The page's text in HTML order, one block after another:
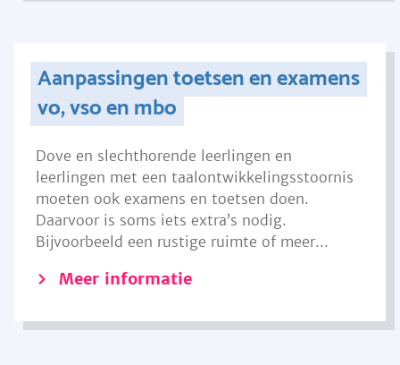
Aanpassingen toetsen en examens
vo, vso en mbo
Dove en slechthorende leerlingen en
leerlingen met een taalontwikkelingsstoornis
moeten ook examens en toetsen doen.
Daarvoor is soms iets extra’s nodig.
Bijvoorbeeld een rustige ruimte of meer...
Meer informatie